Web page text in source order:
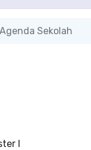
Agenda Sekolah
I